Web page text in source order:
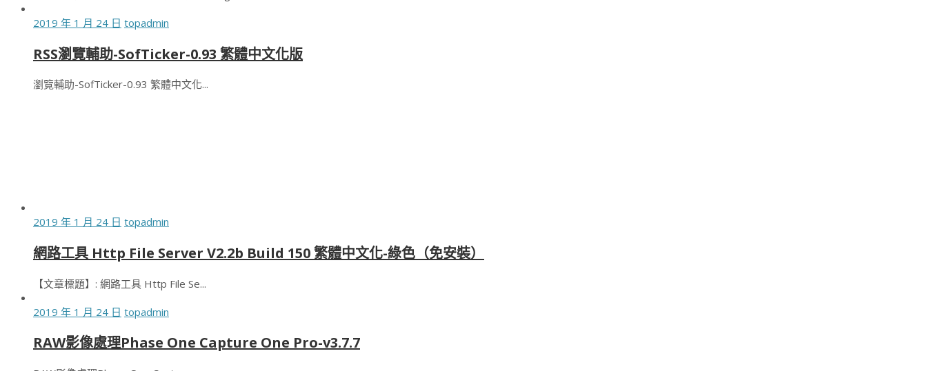
2019 年 1 月 24 日 topadmin
RSS瀏覽輔助-SofTicker-0.93 繁體中文化版
瀏覽輔助-SofTicker-0.93 繁體中文化...
2019 年 1 月 24 日 topadmin
網路工具 Http File Server V2.2b Build 150 繁體中文化-綠色（免安裝）
【文章標題】: 網路工具 Http File Se...
2019 年 1 月 24 日 topadmin
RAW影像處理Phase One Capture One Pro-v3.7.7